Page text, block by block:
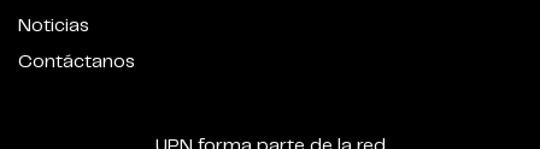
Noticias
Contáctanos